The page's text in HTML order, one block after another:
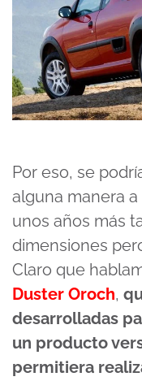
Por eso, se
alguna manera
unos años más
dimensiones
Claro que
Duster Oroch,
desarrolladas
un producto
permitiera